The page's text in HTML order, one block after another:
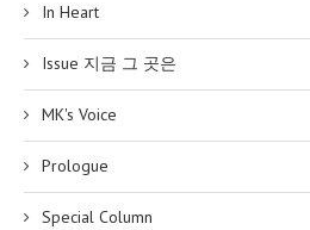
In Heart
Issue 지금 그 곳은
MK's Voice
Prologue
Special Column